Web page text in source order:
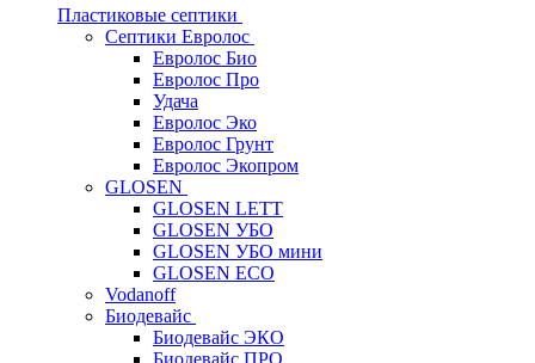
Пластиковые септики
Септики Евролос
Евролос Био
Евролос Про
Удача
Евролос Эко
Евролос Грунт
Евролос Экопром
GLOSEN
GLOSEN LETT
GLOSEN УБО
GLOSEN УБО мини
GLOSEN ECO
Vodanoff
Биодевайс
Биодевайс ЭКО
Биодевайс ПРО